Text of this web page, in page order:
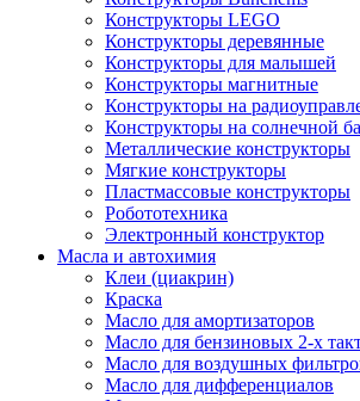
Конструкторы LEGO
Конструкторы деревянные
Конструкторы для малышей
Конструкторы магнитные
Конструкторы на
Конструкторы на солнечной
Металлические конструкторы
Мягкие конструкторы
Пластмассовые конструкторы
Робототехника
Электронный конструктор
Масла и автохимия
Клеи (циакрин)
Краска
Масло для амортизаторов
Масло для бензиновых 2-х
Масло для воздушных
Масло для дифференциалов